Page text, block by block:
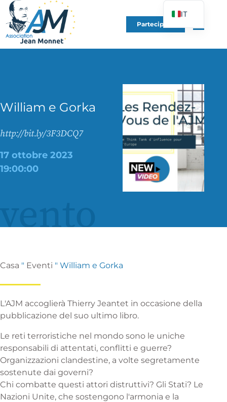
Partecipare
William e Gorka
http://bit.ly/3F3DCQ7
17 ottobre 2023
19:00:00
Casa " Eventi " William e Gorka
L'AJM accoglierà Thierry Jeantet in occasione della
pubblicazione del suo ultimo libro.
Le reti terroristiche nel mondo sono le uniche
responsabili di attentati, conflitti e guerre?
Organizzazioni clandestine, a volte segretamente
sostenute dai governi?
Chi combatte questi attori distruttivi? Gli Stati? Le
Nazioni Unite, che sostengono l'armonia e la
IT
FR
EN
PL
UK